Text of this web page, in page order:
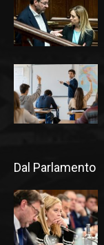
Dal Parlamento